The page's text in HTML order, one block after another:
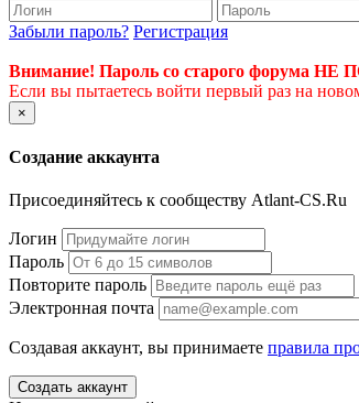
Забыли пароль? Регистрация
Внимание! Пароль со старого форума
Если вы пытаетесь войти первый раз на
×
Создание аккаунта
Присоединяйтесь к сообществу Atlant-CS.Ru
Логин
Пароль
Повторите пароль
Электронная почта
Создавая аккаунт, вы принимаете правила
Создать аккаунт